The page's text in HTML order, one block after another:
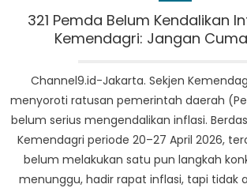
321 Pemda Belum Kendalikan
Kemendagri: Jangan
Channel9.id-Jakarta. Sekjen
menyoroti ratusan pemerintah daerah
belum serius mengendalikan inflasi.
Kemendagri periode 20–27 April 2026,
belum melakukan satu pun langkah
menunggu, hadir rapat inflasi, tapi tidak